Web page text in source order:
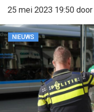
25 mei 2023 19:50 door
NIEUWS